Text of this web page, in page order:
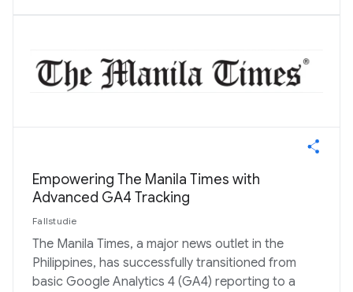
Empowering The Manila Times with
Advanced GA4 Tracking
Fallstudie
The Manila Times, a major news outlet in the
Philippines, has successfully transitioned from
basic Google Analytics 4 (GA4) reporting to a